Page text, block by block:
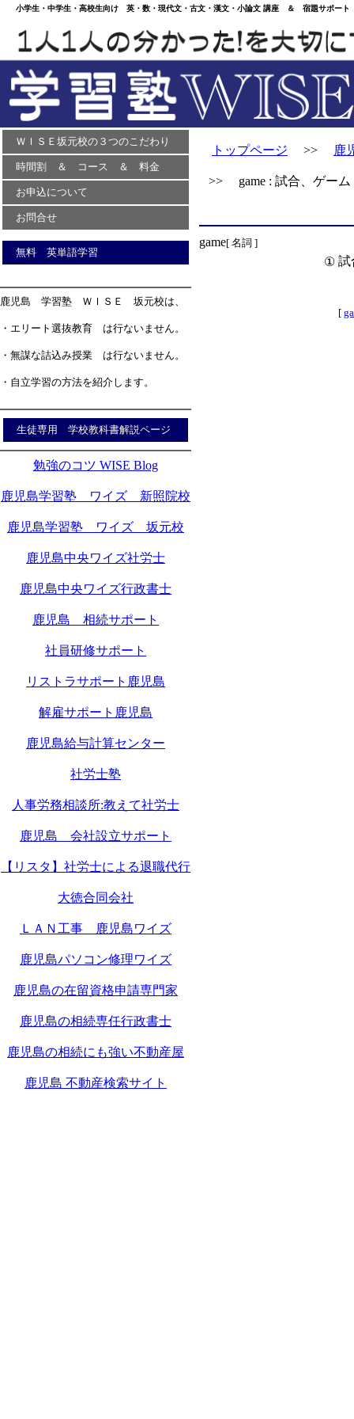
小学生・中学生・高校生向け 英・数・現代文・古文・漢文・小論文 講座 ＆ 宿題サポー
ＷＩＳＥ坂元校の３つのこだわり
時間割 ＆ コース ＆ 料金
お申込について
お問合せ
無料 英単語学習
鹿児島 学習塾 ＷＩＳＥ 坂元校は、
・エリート選抜教育 は行ないません。
・無謀な詰込み授業 は行ないません。
・自立学習の方法を紹介します。
生徒専用 学校教科書解説ページ
勉強のコツ WISE Blog
鹿児島学習塾 ワイズ 新照院校
鹿児島学習塾 ワイズ 坂元校
鹿児島中央ワイズ社労士
鹿児島中央ワイズ行政書士
鹿児島 相続サポート
社員研修サポート
リストラサポート鹿児島
解雇サポート鹿児島
鹿児島給与計算センター
社労士塾
人事労務相談所:教えて社労士
鹿児島 会社設立サポート
【リスタ】社労士による退職代行
大徳合同会社
ＬＡＮ工事 鹿児島ワイズ
鹿児島パソコン修理ワイズ
鹿児島の在留資格申請専門家
鹿児島の相続専任行政書士
鹿児島の相続にも強い不動産屋
鹿児島 不動産検索サイト
トップページ >> 鹿
>> game : 試合、ゲーム
game[ 名詞 ]
① 試
[